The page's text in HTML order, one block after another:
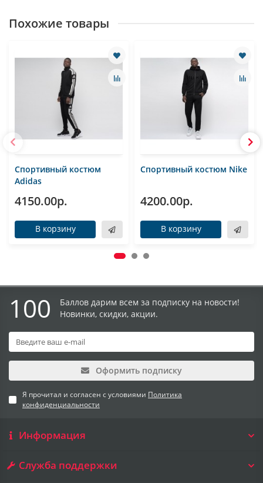
Похожие товары
Спортивный костюм
Adidas
4150.00р.
В корзину
Спортивный костюм Nike
4200.00р.
В корзину
100
Баллов дарим всем за подписку на новости!
Новинки, скидки, акции.
Оформить подписку
Я прочитал и согласен с условиями Политика
конфиденциальности
Информация
Служба поддержки